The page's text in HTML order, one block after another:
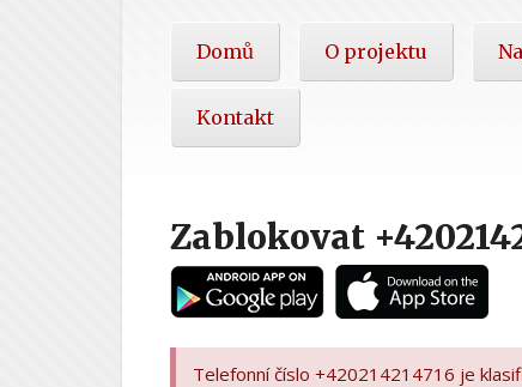
Domů O projektu
Kontakt
Zablokovat
Telefonní číslo +420214214716 je